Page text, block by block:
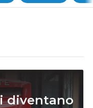
diventano